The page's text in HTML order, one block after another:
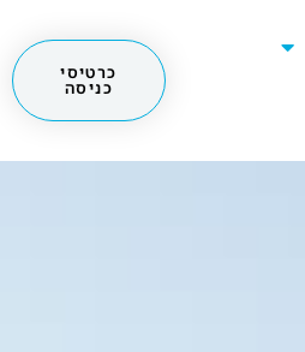
כרטיסי
כניסה